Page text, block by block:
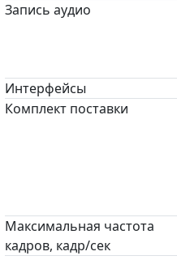
Запись аудио
Интерфейсы
Комплект поставки
Максимальная частота
кадров, кадр/сек